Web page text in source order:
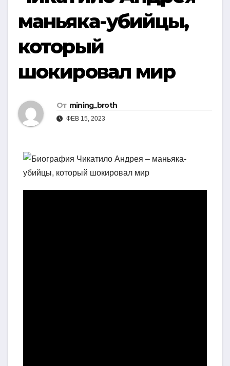
маньяка-убийцы,
который
шокировал мир
От mining_broth
ФЕВ 15, 2023